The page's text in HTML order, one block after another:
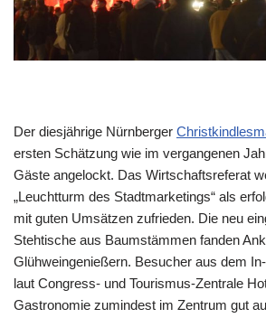
Der diesjährige Nürnberger
ersten Schätzung wie im vergangenen
Gäste angelockt. Das Wirtschaftsreferat
„Leuchtturm des Stadtmarketings“ als
mit guten Umsätzen zufrieden. Die neu
Stehtische aus Baumstämmen fanden
Glühweingenießern. Besucher aus dem
laut Congress- und Tourismus-Zentrale
Gastronomie zumindest im Zentrum gut